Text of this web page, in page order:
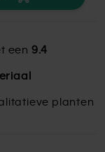
een 9.4
planten